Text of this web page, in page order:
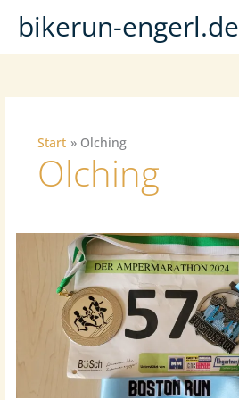
Inhalt
springen
bikerun-engerl.de
Start Olching
Olching